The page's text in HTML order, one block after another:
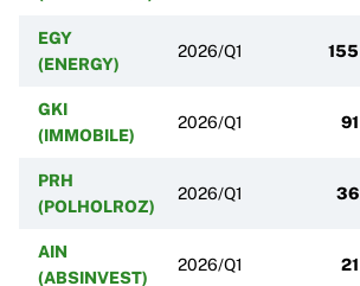
EGY
(ENERGY)
2026/Q1 155
GKI
(IMMOBILE)
2026/Q1 91
PRH
(POLHOLROZ)
2026/Q1 36
AIN
(ABSINVEST)
2026/Q1 21